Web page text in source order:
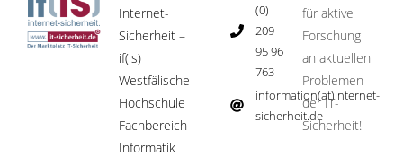
Internet-
Sicherheit –
if(is)
Westfälische
Hochschule
Fachbereich
Informatik
(0)
209
95 96
763
information(at)internet-
sicherheit.de ​
für aktive
Forschung
an aktuellen
Problemen
der IT-
Sicherheit!​